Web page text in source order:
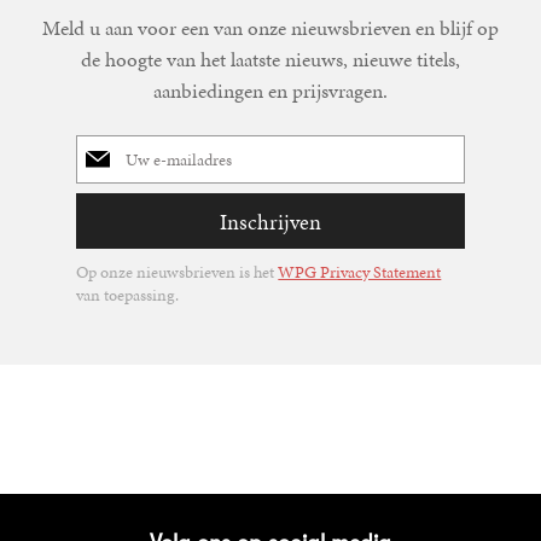
Meld u aan voor een van onze nieuwsbrieven en blijf op
de hoogte van het laatste nieuws, nieuwe titels,
aanbiedingen en prijsvragen.
E-
mailadres
Inschrijven
Op onze nieuwsbrieven is hetWPG Privacy Statement
van toepassing.